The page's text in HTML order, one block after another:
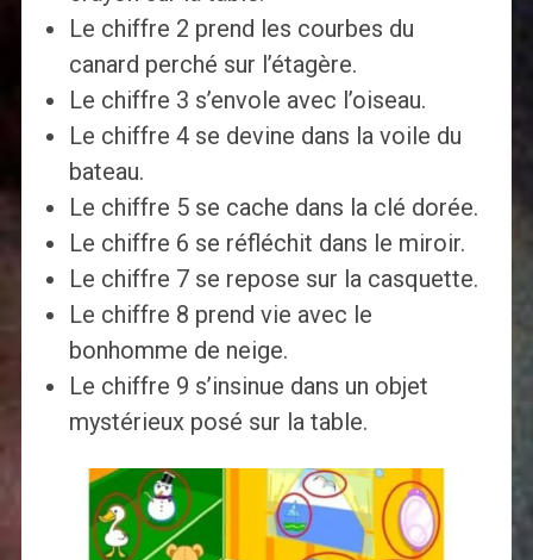
Le chiffre 2 prend les courbes du
canard perché sur l’étagère.
Le chiffre 3 s’envole avec l’oiseau.
Le chiffre 4 se devine dans la voile du
bateau.
Le chiffre 5 se cache dans la clé dorée.
Le chiffre 6 se réfléchit dans le miroir.
Le chiffre 7 se repose sur la casquette.
Le chiffre 8 prend vie avec le
bonhomme de neige.
Le chiffre 9 s’insinue dans un objet
mystérieux posé sur la table.